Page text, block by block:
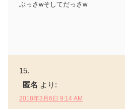
ぶっさwそしてだっさw
匿名 より:
2018年3月6日 9:14 AM